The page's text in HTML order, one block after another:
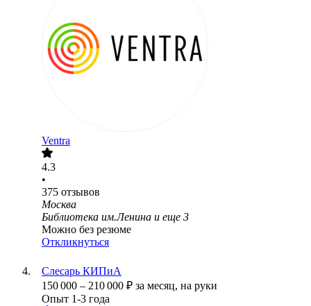
Ventra
4.3
•
375 отзывов
Москва
Библиотека им.Ленина и еще 3
Можно без резюме
Откликнуться
Слесарь КИПиА
150 000 – 210 000 ₽ за месяц, на руки
Опыт 1-3 года